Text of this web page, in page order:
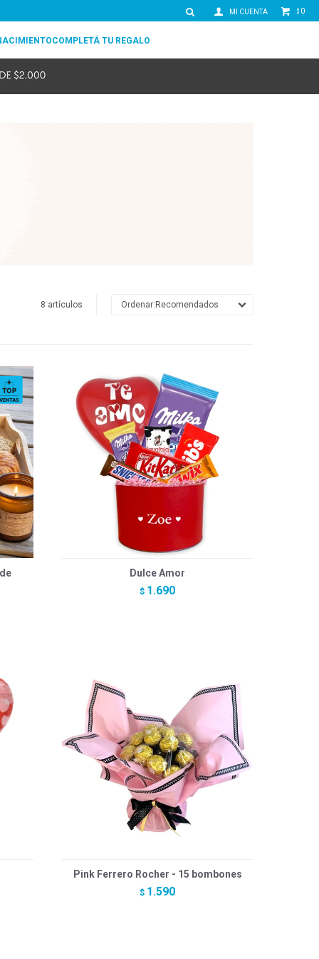
COMPLETÁ TU REGALO
$ 0
8 artículos Recomendados
Dulce Amor
$ 1.690
Pink Ferrero Rocher - 15 bombones
$ 1.590